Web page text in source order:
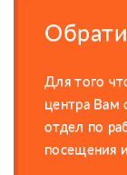
Для того
центра Вам
отдел по
посещения